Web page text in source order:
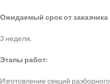
Ожидаемый срок от
3 недели.
Этапы работ:
Изготовление секций